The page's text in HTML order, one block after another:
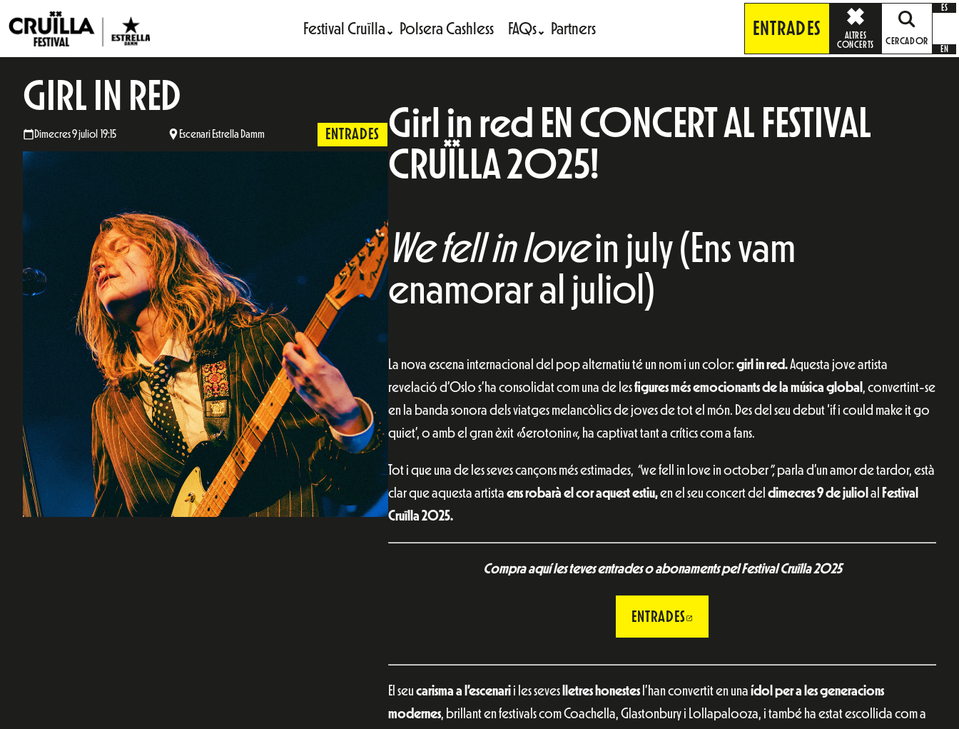
Festival Cruïlla Polsera Cashless FAQs Partners ENTRADES
ALTRES
CONCERTS
ABRE EN NUEVA VENTANA
CERCADOR
ES
EN
GIRL IN RED
Dimecres 9 juliol 19:15 Escenari Estrella Damm ENTRADES
Girl in red EN CONCERT AL FESTIVAL
CRUÏLLA 2025!
We fell in lovein july (Ens vam
enamorar al juliol)
La nova escena internacional del pop alternatiu té un nom i un color: girl in red.Aquesta jove artista
revelació d’Oslo s’ha consolidat com una de lesfigures més emocionants de la música global , convertint-se
en la banda sonora dels viatges melancòlics de joves de tot el món. Des del seu debut ‘if i could make it go
quiet’, o amb el gran èxit «Serotonin«, ha captivat tant a crítics com a fans.
Tot i que una de les seves cançons més estimades, “we fell in love in october”, parla d’un amor de tardor, està
clar que aquesta artista ens robarà el cor aquest estiu,en el seu concert del dimecres 9 de juliol al Festival
Cruïlla 2025.
Compra aquí les teves entrades o abonaments pel Festival Cruïlla 2025
ENTRADES
El seu carisma a l’escenari i les seves lletres honestes l’han convertit en una ídol per a les generacions
modernes, brillant en festivals com Coachella, Glastonbury i Lollapalooza, i també ha estat escollida com a